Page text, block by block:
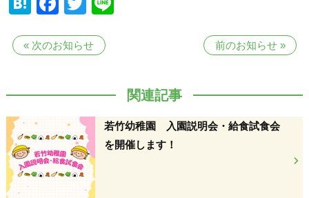
前のお知らせ»
« 次のお知らせ
関連記事
若竹幼稚園 入園説明会・給食試食会
を開催します！